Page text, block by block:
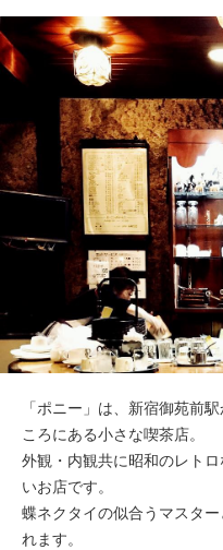
「ポニー」は、新宿御苑前
ころにある小さな喫茶店。
外観・内観共に昭和のレト
いお店です。
蝶ネクタイの似合うマスタ
れます。